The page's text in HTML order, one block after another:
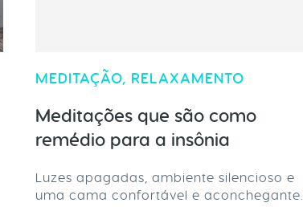
MEDITAÇÃO, RELAXAMENTO
Meditações que são como
remédio para a insônia
Luzes apagadas, ambiente silencioso e
uma cama confortável e aconchegante.